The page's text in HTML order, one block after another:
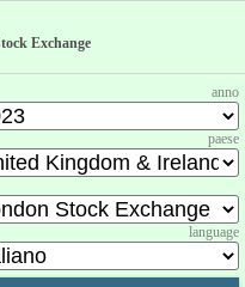
Exchange
anno
paese
language